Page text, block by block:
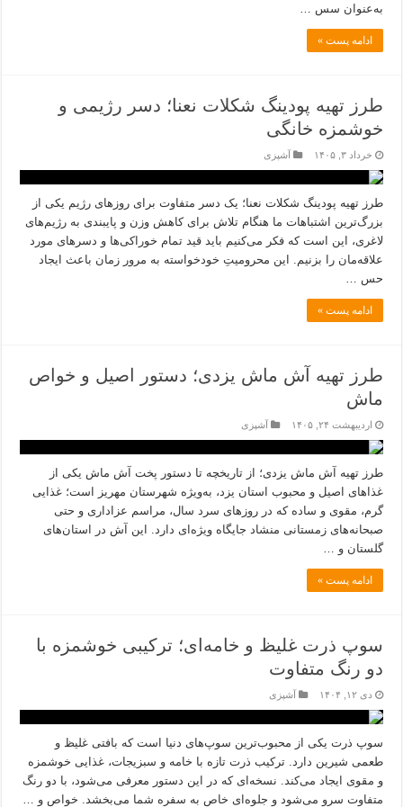
به‌عنوان سس …
ادامه پست »
طرز تهیه پودینگ شکلات نعنا؛ دسر رژیمی و
خوشمزه خانگی
خرداد ۳, ۱۴۰۵ آشپزی
طرز تهیه پودینگ شکلات نعنا؛ یک دسر متفاوت برای روزهای رژیم یکی از
بزرگ‌ترین اشتباهات ما هنگام تلاش برای کاهش وزن و پایبندی به رژیم‌های
لاغری، این است که فکر می‌کنیم باید قید تمام خوراکی‌ها و دسر‌های مورد
علاقه‌مان را بزنیم. این محرومیتِ خودخواسته به مرور زمان باعث ایجاد
حس …
ادامه پست »
طرز تهیه آش ماش یزدی؛ دستور اصیل و خواص
ماش
اردیبهشت ۲۴, ۱۴۰۵ آشپزی
طرز تهیه آش ماش یزدی؛ از تاریخچه تا دستور پخت آش ماش یکی از
غذاهای اصیل و محبوب استان یزد، به‌ویژه شهرستان مهریز است؛ غذایی
گرم، مقوی و ساده که در روزهای سرد سال، مراسم عزاداری و حتی
صبحانه‌های زمستانی منشاد جایگاه ویژه‌ای دارد. این آش در استان‌های
گلستان و …
ادامه پست »
سوپ ذرت غلیظ و خامه‌ای؛ ترکیبی خوشمزه با
دو رنگ متفاوت
دی ۱۲, ۱۴۰۴ آشپزی
سوپ ذرت یکی از محبوب‌ترین سوپ‌های دنیا است که بافتی غلیظ و
طعمی شیرین دارد. ترکیب ذرت تازه با خامه و سبزیجات، غذایی خوشمزه
و مقوی ایجاد می‌کند. نسخه‌ای که در این دستور معرفی می‌شود، با دو رنگ
متفاوت سرو می‌شود و جلوه‌ای خاص به سفره شما می‌بخشد. خواص و …